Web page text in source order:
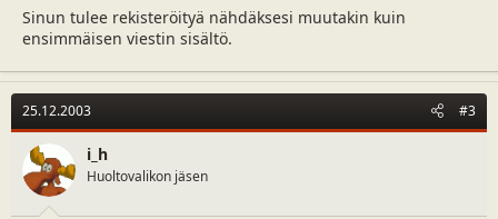
Sinun tulee rekisteröityä nähdäksesi muutakin kuin
ensimmäisen viestin sisältö.
25.12.2003 #3
i_h
Huoltovalikon jäsen